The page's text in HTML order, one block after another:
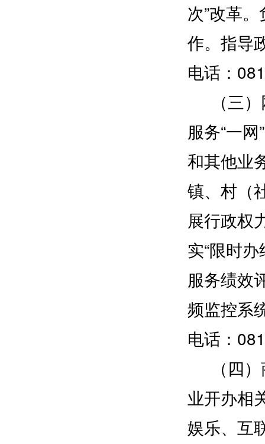
次”改革
作。指导
电话：
（三）
服务“一
和其他业
镇、村（
展行政权
实“限时
服务绩效
频监控系
电话：
（四）
业开办相
娱乐、互